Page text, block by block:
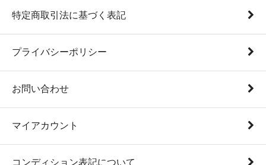
特定商取引法に基づく表記
プライバシーポリシー
お問い合わせ
マイアカウント
コンディション表記について